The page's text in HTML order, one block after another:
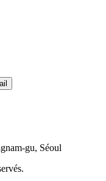
gu, Séoul